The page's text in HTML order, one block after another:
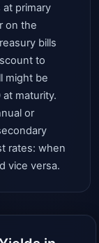
primary
on the
bills
to
might be
maturity.
or
rates: when
vice versa.